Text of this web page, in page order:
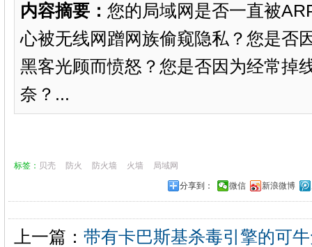
内容摘要： 您的局域网是否一直被
心被无线网蹭网族偷窥隐私？您是否
黑客光顾而愤怒？您是否因为经常掉
奈？...
标签： 贝壳 防火 防火墙 火墙 局域网
分享到： 微信 新浪微博
上一篇： 带有卡巴斯基杀毒引擎的可